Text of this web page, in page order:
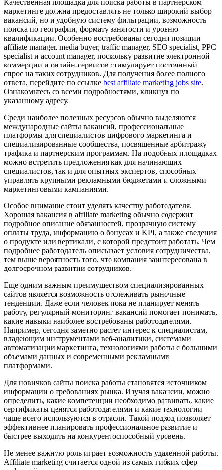
Качественная площадка для поиска работы в партнерском
маркетинге должна предоставлять не только широкий выбор
вакансий, но и удобную систему фильтрации, возможность
поиска по географии, формату занятости и уровню
квалификации. Особенно востребованы сегодня позиции
affiliate manager, media buyer, traffic manager, SEO specialist, PPC
specialist и account manager, поскольку развитие электронной
коммерции и онлайн-сервисов стимулирует постоянный
спрос на таких сотрудников. Для получения более полного
ответа, перейдите по ссылке best affiliate marketing jobs site.
Ознакомьтесь со всеми подробностями, кликнув по
указанному адресу.
Среди наиболее полезных ресурсов обычно выделяются
международные сайты вакансий, профессиональные
платформы для специалистов цифрового маркетинга и
специализированные сообщества, посвященные арбитражу
трафика и партнерским программам. На подобных площадках
можно встретить предложения как для начинающих
специалистов, так и для опытных экспертов, способных
управлять крупными рекламными бюджетами и сложными
маркетинговыми кампаниями.
Особое внимание стоит уделять качеству работодателя.
Хорошая вакансия в affiliate marketing обычно содержит
подробное описание обязанностей, прозрачную систему
оплаты труда, информацию о бонусах и KPI, а также сведения
о продукте или вертикали, с которой предстоит работать. Чем
подробнее работодатель описывает условия сотрудничества,
тем выше вероятность того, что компания заинтересована в
долгосрочном развитии сотрудников.
Еще одним важным преимуществом специализированных
сайтов является возможность отслеживать рыночные
тенденции. Даже если человек пока не планирует менять
работу, регулярный мониторинг вакансий помогает понимать,
какие навыки наиболее востребованы работодателями.
Например, сегодня заметно растет интерес к специалистам,
владеющим инструментами веб-аналитики, системами
автоматизации маркетинга, технологиями работы с большими
объемами данных и современными рекламными
платформами.
Для новичков сайты поиска работы становятся источником
информации о требованиях рынка. Изучая вакансии, можно
определить, какие компетенции необходимо развивать, какие
сертификаты ценятся работодателями и какие технологии
чаще всего используются в отрасли. Такой подход позволяет
эффективнее планировать профессиональное развитие и
быстрее выходить на конкурентоспособный уровень.
Не менее важную роль играет возможность удаленной работы.
Affiliate marketing считается одной из самых гибких сфер